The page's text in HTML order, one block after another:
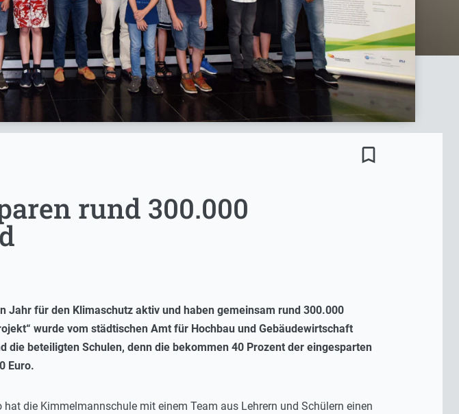
bookmark_border
rund 300.000
für den Klimaschutz aktiv und haben gemeinsam rund 300.000
wurde vom städtischen Amt für Hochbau und Gebäudewirtschaft
die beteiligten Schulen, denn die bekommen 40 Prozent der eingesparten
Euro.
die Kimmelmannschule mit einem Team aus Lehrern und Schülern einen